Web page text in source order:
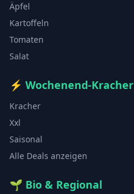
Äpfel
Kartoffeln
Tomaten
Salat
⚡ Wochenend-Kracher
Kracher
Xxl
Saisonal
Alle Deals anzeigen
🌱 Bio & Regional